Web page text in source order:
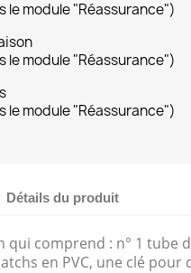
le module "Réassurance")
le module "Réassurance")
le module "Réassurance")
Détails du produit
qui comprend : n° 1 tube
en PVC, une clé